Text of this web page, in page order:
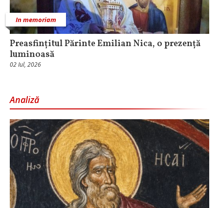
In memoriam
Preasfințitul Părinte Emilian Nica, o prezență
luminoasă
02 Iul, 2026
Analiză